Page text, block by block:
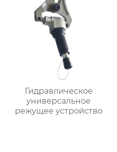
Гидравлическое
универсальное
режущее устройство